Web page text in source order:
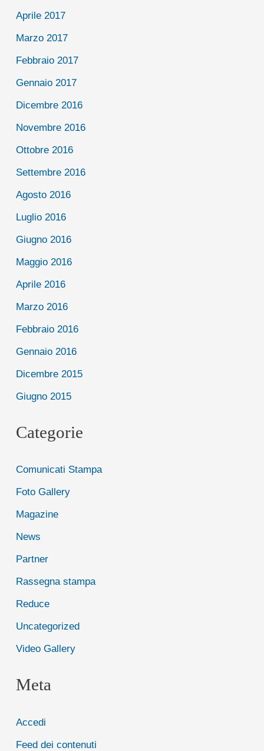
Aprile 2017
Marzo 2017
Febbraio 2017
Gennaio 2017
Dicembre 2016
Novembre 2016
Ottobre 2016
Settembre 2016
Agosto 2016
Luglio 2016
Giugno 2016
Maggio 2016
Aprile 2016
Marzo 2016
Febbraio 2016
Gennaio 2016
Dicembre 2015
Giugno 2015
Categorie
Comunicati Stampa
Foto Gallery
Magazine
News
Partner
Rassegna stampa
Reduce
Uncategorized
Video Gallery
Meta
Accedi
Feed dei contenuti